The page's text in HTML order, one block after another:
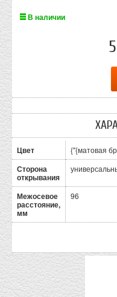
В наличии
Цвет {"{матовая
Сторона
открывания
Межосевое
расстояние,
мм
96